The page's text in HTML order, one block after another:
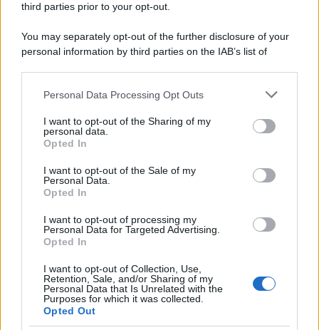
third parties prior to your opt-out.
You may separately opt-out of the further disclosure of your
personal information by third parties on the IAB’s list of
This information may also be disclosed by us to third parties
disclose it to other third parties.
Please note that this website/app uses one or more Google
services and may gather and store information including but
not limited to your visit or usage behaviour. You may click to
grant or deny consent to Google and its third-party tags to
consent section.
Personal Data Processing Opt Outs
I want to opt-out of the Sharing of my
personal data.
Opted In
I want to opt-out of the Sale of my
Personal Data.
Opted In
I want to opt-out of processing my
Personal Data for Targeted Advertising.
Opted In
I want to opt-out of Collection, Use,
Retention, Sale, and/or Sharing of my
Personal Data that Is Unrelated with the
Purposes for which it was collected.
Opted Out